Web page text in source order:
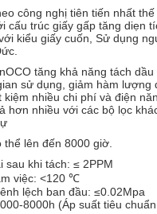
công nghị tiên tiến nhất
cấu trúc giấy gấp tăng diẹn
kiểu giấy cuốn, Sử dụng
tăng khả năng tách
sử dụng, giảm hàm lượng
kiệm nhiều chi phí và điện
hơn nhiều với các bộ lọc
thể lên đến 8000 giờ.
sau khi tách: ≤ 2PPM
việc: <120 ℃
lệch ban đầu: ≤0.02Mpa
8000h (Áp suất tiêu